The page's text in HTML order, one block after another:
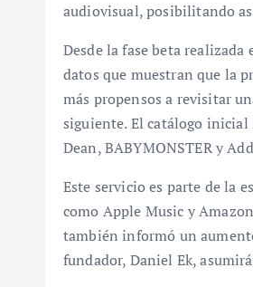
audiovisual, posibilitando
Desde la fase beta
datos que muestran que la
más propensos a revisitar
siguiente. El catálogo
Dean, BABYMONSTER y
Este servicio es parte de la
como Apple Music y
también informó un
fundador, Daniel Ek,